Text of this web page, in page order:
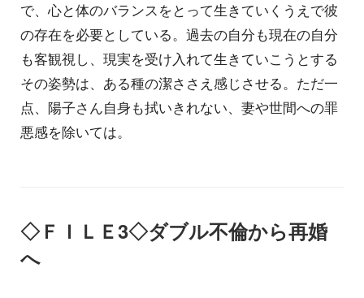
で、心と体のバランスをとって生きていくうえで彼
の存在を必要としている。過去の自分も現在の自分
も客観視し、現実を受け入れて生きていこうとする
その姿勢は、ある種の潔ささえ感じさせる。ただ一
点、陽子さん自身も拭いきれない、妻や世間への罪
悪感を除いては。
◇ＦＩＬＥ3◇ダブル不倫から再婚
へ